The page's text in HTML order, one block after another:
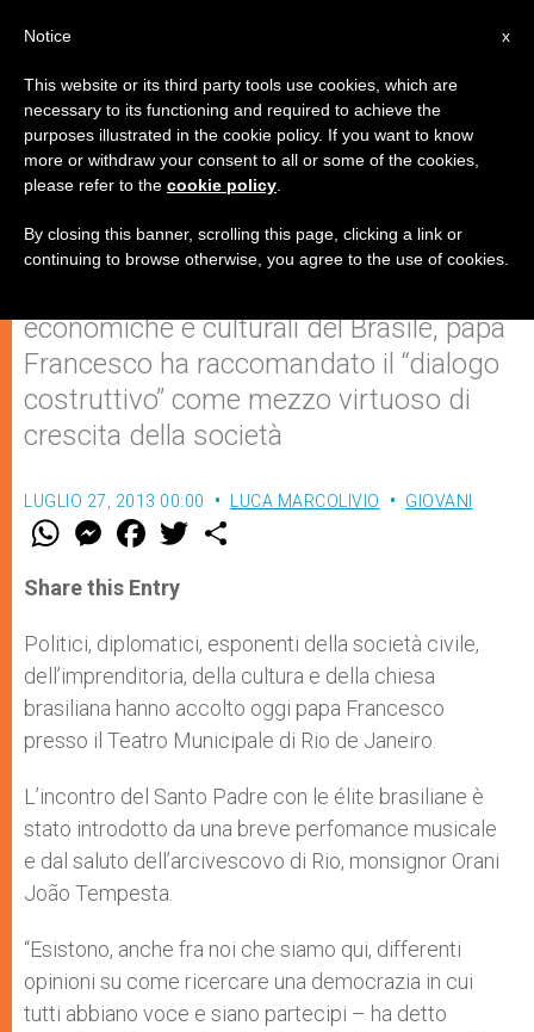
Fraternità, giustizia e bene
comune non sono un'utopia
economiche e culturali del Brasile, papa
Francesco ha raccomandato il “dialogo
costruttivo” come mezzo virtuoso di
crescita della società
LUGLIO 27, 2013 00:00 LUCA MARCOLIVIO GIOVANI
W
t
s
p
p
M
e
s
e
g
e
r
F
a
e
b
o
k
w
r
Share this Entry
Politici, diplomatici, esponenti della società civile,
dell’imprenditoria, della cultura e della chiesa
brasiliana hanno accolto oggi papa Francesco
presso il Teatro Municipale di Rio de Janeiro.
L’incontro del Santo Padre con le élite brasiliane è
stato introdotto da una breve perfomance musicale
e dal saluto dell’arcivescovo di Rio, monsignor Orani
João Tempesta.
“Esistono, anche fra noi che siamo qui, differenti
opinioni su come ricercare una democrazia in cui
tutti abbiano voce e siano partecipi – ha detto
x
Notice
This website or its third party tools use cookies, which are
necessary to its functioning and required to achieve the
purposes illustrated in the cookie policy. If you want to know
more or withdraw your consent to all or some of the cookies,
please refer to the cookie policy
By closing this banner, scrolling this page, clicking a link or
continuing to browse otherwise, you agree to the use of cookies.